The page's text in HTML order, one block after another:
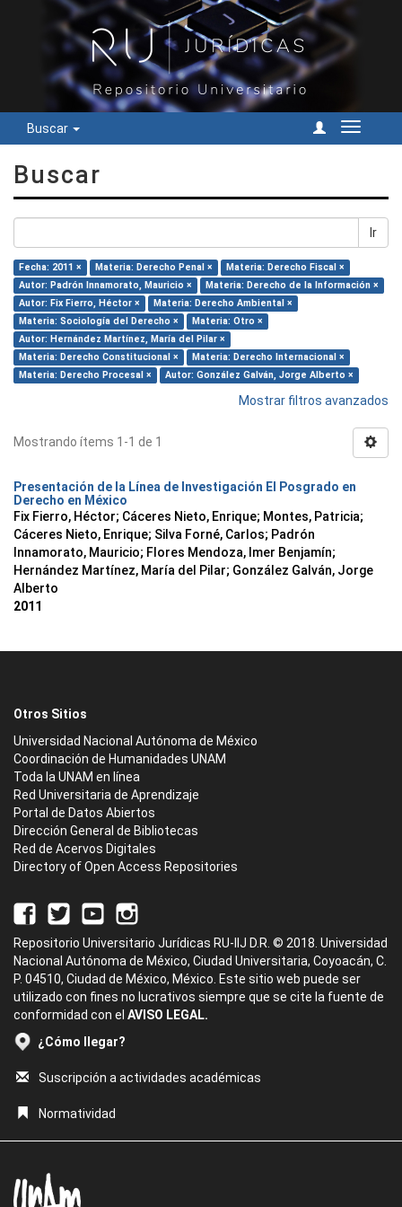
Buscar
Cambiar
Buscar
Ir
Fecha: 2011 × Materia: Derecho Penal ×
Materia: Derecho Fiscal ×
Autor: Padrón Innamorato, Mauricio ×
Materia: Derecho de la Información ×
Autor: Fix Fierro, Héctor ×
Materia: Derecho Ambiental ×
Materia: Sociología del Derecho ×
Materia: Otro ×
Autor: Hernández Martínez, María del Pilar ×
Materia: Derecho Constitucional ×
Materia: Derecho Internacional ×
Materia: Derecho Procesal ×
Autor: González Galván, Jorge Alberto ×
Mostrar filtros avanzados
Mostrando ítems 1-1 de 1
Presentación de la Línea de Investigación El Posgrado en
Derecho en México
Fix Fierro, Héctor; Cáceres Nieto, Enrique; Montes, Patricia;
Cáceres Nieto, Enrique; Silva Forné, Carlos; Padrón
Innamorato, Mauricio; Flores Mendoza, Imer Benjamín;
Hernández Martínez, María del Pilar; González Galván, Jorge
Alberto
2011
Otros Sitios
Universidad Nacional Autónoma de México
Coordinación de Humanidades UNAM
Toda la UNAM en línea
Red Universitaria de Aprendizaje
Portal de Datos Abiertos
Dirección General de Bibliotecas
Red de Acervos Digitales
Directory of Open Access Repositories
Repositorio Universitario Jurídicas RU-IIJ D.R. © 2018. Universidad
Nacional Autónoma de México, Ciudad Universitaria, Coyoacán, C.
P. 04510, Ciudad de México, México. Este sitio web puede ser
utilizado con fines no lucrativos siempre que se cite la fuente de
conformidad con el AVISO LEGAL.
¿Cómo llegar?
Suscripción a actividades académicas
Normatividad